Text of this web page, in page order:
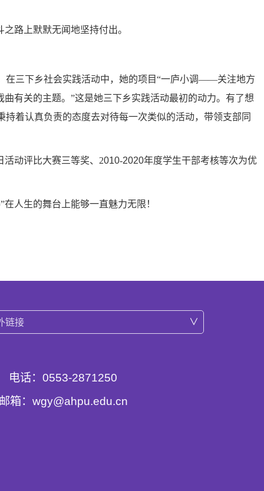
之路上默默无闻地坚持付出。
在三下乡社会实践活动中， 她的项目“一庐小调——关注地方
曲有关的主题。 ”这是她三下乡实践活动最初的动力。有了想
持着认真负责的态度去对待每一次类似的活动， 带领支部同
活动评比大赛三等奖、 2010-2020年度学生干部考核等次为优
在人生的舞台上能够一直魅力无限 ！
链接
电话：0553-2871250
邮箱：wgy@ahpu.edu.cn